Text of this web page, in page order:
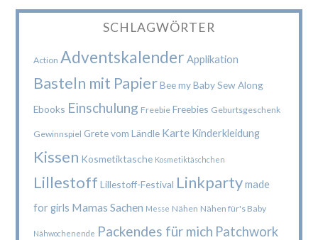
SCHLAGWÖRTER
Action Adventskalender Applikation
Basteln mit Papier Bee my Baby Sew Along
Ebooks Einschulung Freebie Freebies Geburtsgeschenk
Gewinnspiel Grete vom Ländle Karte Kinderkleidung
Kissen Kosmetiktasche Kosmetiktäschchen
Lillestoff Lillestoff-Festival Linkpartymade
for girls Mamas Sachen Messe Nähen Nähen für's Baby
Nähwochenende Packendes für mich Patchwork